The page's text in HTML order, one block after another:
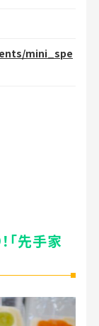
mini_spe
「先手家